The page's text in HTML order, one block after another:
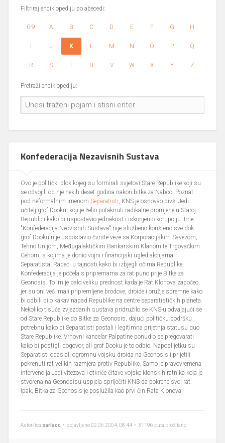
Filtriraj enciklopediju po abecedi:
0-9 A B C D E F G H
I J K L M N O P Q
R S T U V W X Y Z
Pretraži enciklopediju:
Konfederacija Nezavisnih Sustava
Ovo je politički blok kojeg su formirali svjetovi Stare Republike koji su
se odvojili od nje nekih deset godina nakon bitke za Naboo. Poznat
pod neformalnim imenomSeparatisti, KNS je osnovao bivši Jedi
učitelj grof Dooku, koji je želio potaknuti radikalne promjene u Staroj
Republici kako bi uspostavio jednakost i iskorijenio korupciju. Ime
"Konfederacija Neovisnih Sustava" nije službeno korišteno sve dok
grof Dooku nije uspostavio čvrste veze sa Korporacijskim Savezom,
Tehno Unijom, Međugalaktičkim Bankarskim Klanom te Trgovačkim
Cehom, s kojima je donio vojni i financijski ugled akcijama
Separatista. Radeći u tajnosti kako bi izbjegli očima Republike,
Konfederacija je počela s pripremama za rat puno prije Bitke za
Geonosis. To im je dalo veliku prednost kada je Rat Klonova započeo,
jer su oni već imali pripremljene brodove, droide i oružje spremne kako
bi odbili bilo kakav napad Republike na centre separatističkih planeta.
Nekoliko tisuća zvjezdanih sustava pridružilo se KNS-u odvajajući se
od Stare Republike do Bitke za Geonosis, dajući političku podršku
potrebnu kako bi Separatisti postali i legitimna prijetnja statusu quo
Stare Republike. Vrhovni kancelar Palpatine ponudio se pregovarati
kako bi postigli dogovor, ali grof Dooku je to odbio. Naposlijetku su
Separatisti odaslali ogromnu vojsku droida na Geonosis i prijetili
pokrenuti rat velikih razmjera protiv Republike. Samo je pravovremena
intervencija Jedi vitezova i otkriće čitave vojske klonskih ratnika koja je
stvorena na Geonosisu uspjela spriječiti KNS da pokrene svoj rat.
Ipak, Bitka za Geonosis je poslužila kao prvi čin Rata Klonova.
Autor/ica sarlacc • objavljeno 02.06.2004, 08:44 • 31196 puta pročitano